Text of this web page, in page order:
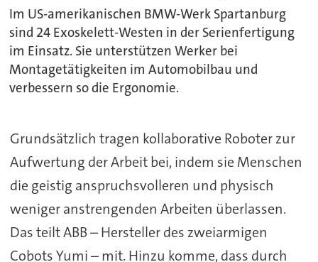
Im US-amerikanischen BMW-Werk Spartanburg
sind 24 Exoskelett-Westen in der Serienfertigung
im Einsatz. Sie unterstützen Werker bei
Montagetätigkeiten im Automobilbau und
verbessern so die Ergonomie.
Grundsätzlich tragen kollaborative Roboter zur
Aufwertung der Arbeit bei, indem sie Menschen
die geistig anspruchsvolleren und physisch
weniger anstrengenden Arbeiten überlassen.
Das teilt ABB – Hersteller des zweiarmigen
Cobots Yumi – mit. Hinzu komme, dass durch